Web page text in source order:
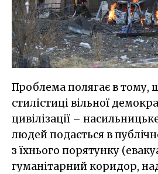
Проблема полягає в тому,
стилістиці вільної
цивілізації –
людей подається в
з їхнього порятунку
гуманітарний коридор,